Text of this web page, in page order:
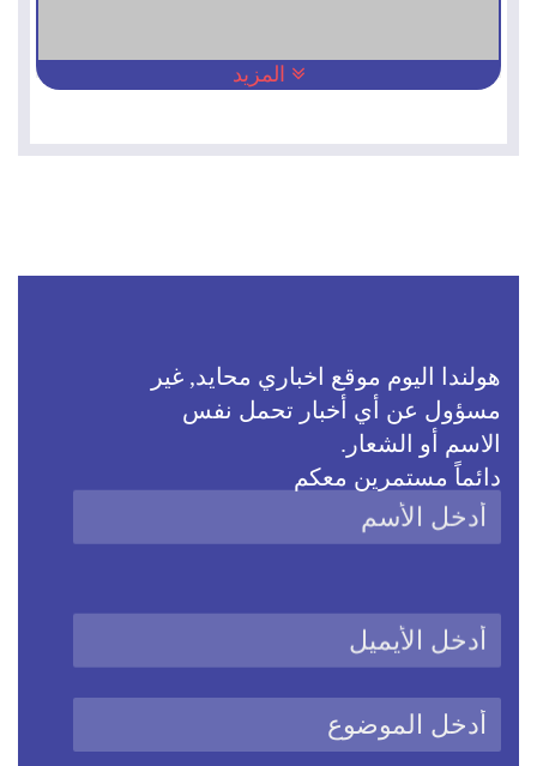
المزيد
هولندا اليوم موقع اخباري محايد, غير
مسؤول عن أي أخبار تحمل نفس
الاسم أو الشعار.
دائماً مستمرين معكم